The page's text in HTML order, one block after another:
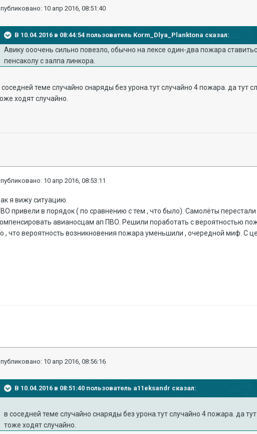
10 апр 2016, 08:51:40
В 10.04.2016 в 08:44:54 пользователь Korm_Dlya_Planktona сказал:
Авику ооочень сильно повезло, обычно на лексе один-два пожара
пенсаколу с залпа линкора.
соседней теме случайно снаряды без урона.тут случайно 4 пожара. да тут
ходят случайно.
10 апр 2016, 08:53:11
я вижу ситуацию.
привели в порядок ( по сравнению с тем , что было). Самолёты
авианосцам ап ПВО. Решили поработать с вероятностью
, что вероятность возникновения пожара уменьшили , очередной миф. С
10 апр 2016, 08:56:16
В 10.04.2016 в 08:51:40 пользователь a11eksandr сказал:
в соседней теме случайно снаряды без урона.тут случайно 4 пожара. да
тоже ходят случайно.